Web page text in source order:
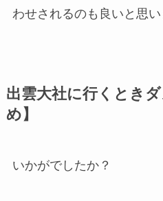
わせされるのも良いと思い
出雲大社に行くとき
め】
いかがでしたか？